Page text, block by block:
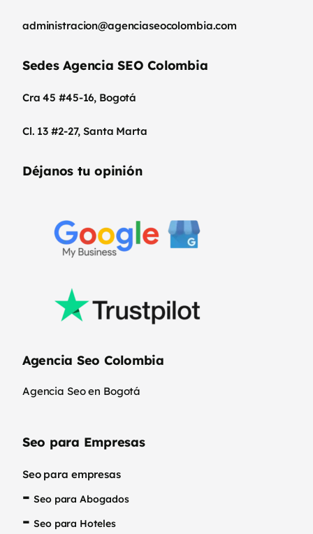
administracion@agenciaseocolombia.com
Sedes Agencia SEO Colombia
Cra 45 #45-16, Bogotá
Cl. 13 #2-27, Santa Marta
Déjanos tu opinión
Agencia Seo Colombia
Agencia Seo en Bogotá
Seo para Empresas
Seo para empresas
Seo para Abogados
Seo para Hoteles